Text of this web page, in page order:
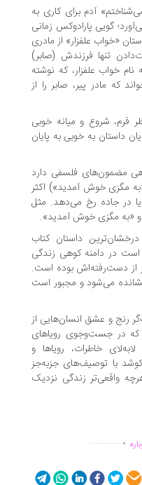
آدم برای کاری به
پارادوکس زمانی
علفزار» از مادری
فرزندش (صابر)
علفزار، که نوشته
پیر، صابر را از
شروع و میانه خوبی
به خوبی به پایان
فلسفی دارد
خوش آمدید») اکثر
رخ می‌دهد. مثل
خوش آمدید».
داستان کتاب
دامنه کوهی زندگی
بوده است.
می‌شود و مجبور است
و عشق انسان‌هایی از
جست‌وجوی رویاهای
خاطرات، رویاها و
توصیف‌های جز‌به‌جز
زندگی نزدیک